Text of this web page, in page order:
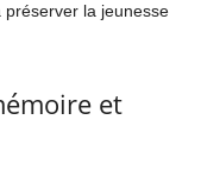
préserver la jeunesse
et